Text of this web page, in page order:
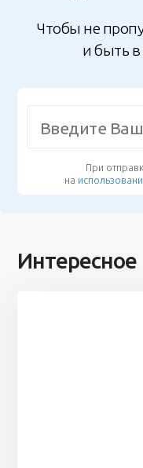
Чтобы не
и быть в
При
на
Интересное